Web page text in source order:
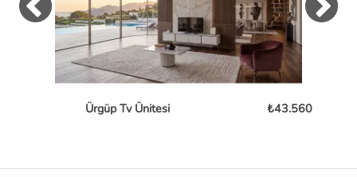
Ürgüp Tv Ünitesi ₺43.560